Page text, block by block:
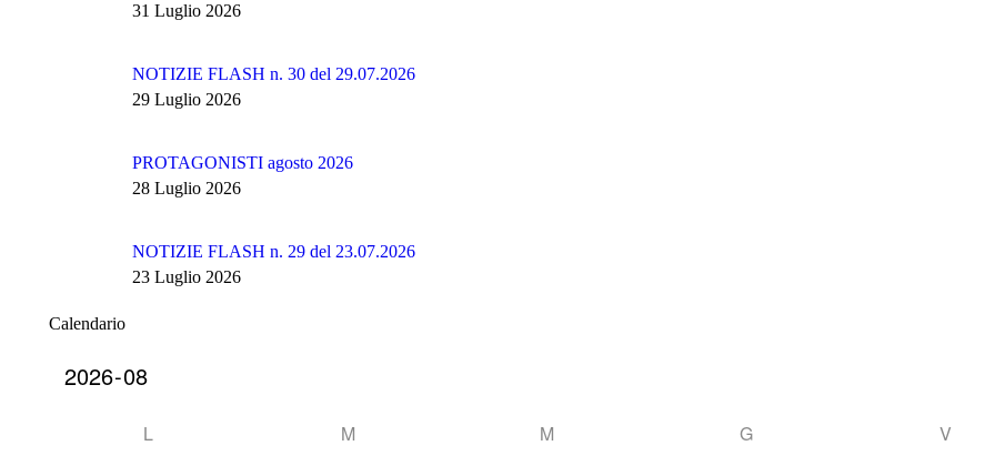
31 Luglio 2026
NOTIZIE FLASH n. 30 del 29.07.2026
29 Luglio 2026
PROTAGONISTI agosto 2026
28 Luglio 2026
NOTIZIE FLASH n. 29 del 23.07.2026
23 Luglio 2026
Calendario
L M M G V